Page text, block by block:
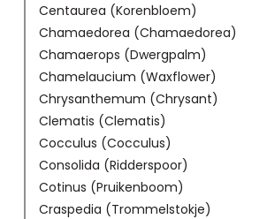
Centaurea (Korenbloem)
Chamaedorea (Chamaedorea)
Chamaerops (Dwergpalm)
Chamelaucium (Waxflower)
Chrysanthemum (Chrysant)
Clematis (Clematis)
Cocculus (Cocculus)
Consolida (Ridderspoor)
Cotinus (Pruikenboom)
Craspedia (Trommelstokje)